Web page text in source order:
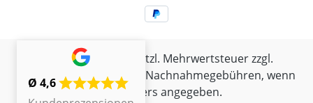
Alle Preise inkl. gesetzl. Mehrwertsteuer zzgl.
Versandkosten
und ggf. Nachnahmegebühren, wenn
nicht anders angegeben.
Ø 4,6